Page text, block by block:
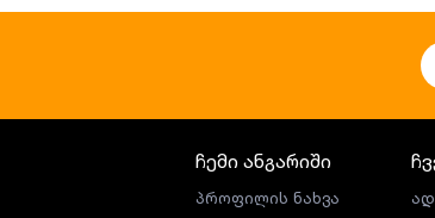
ჩემი ანგარიში
პროფილის ნახვა